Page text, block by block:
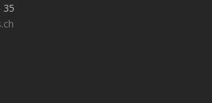
35